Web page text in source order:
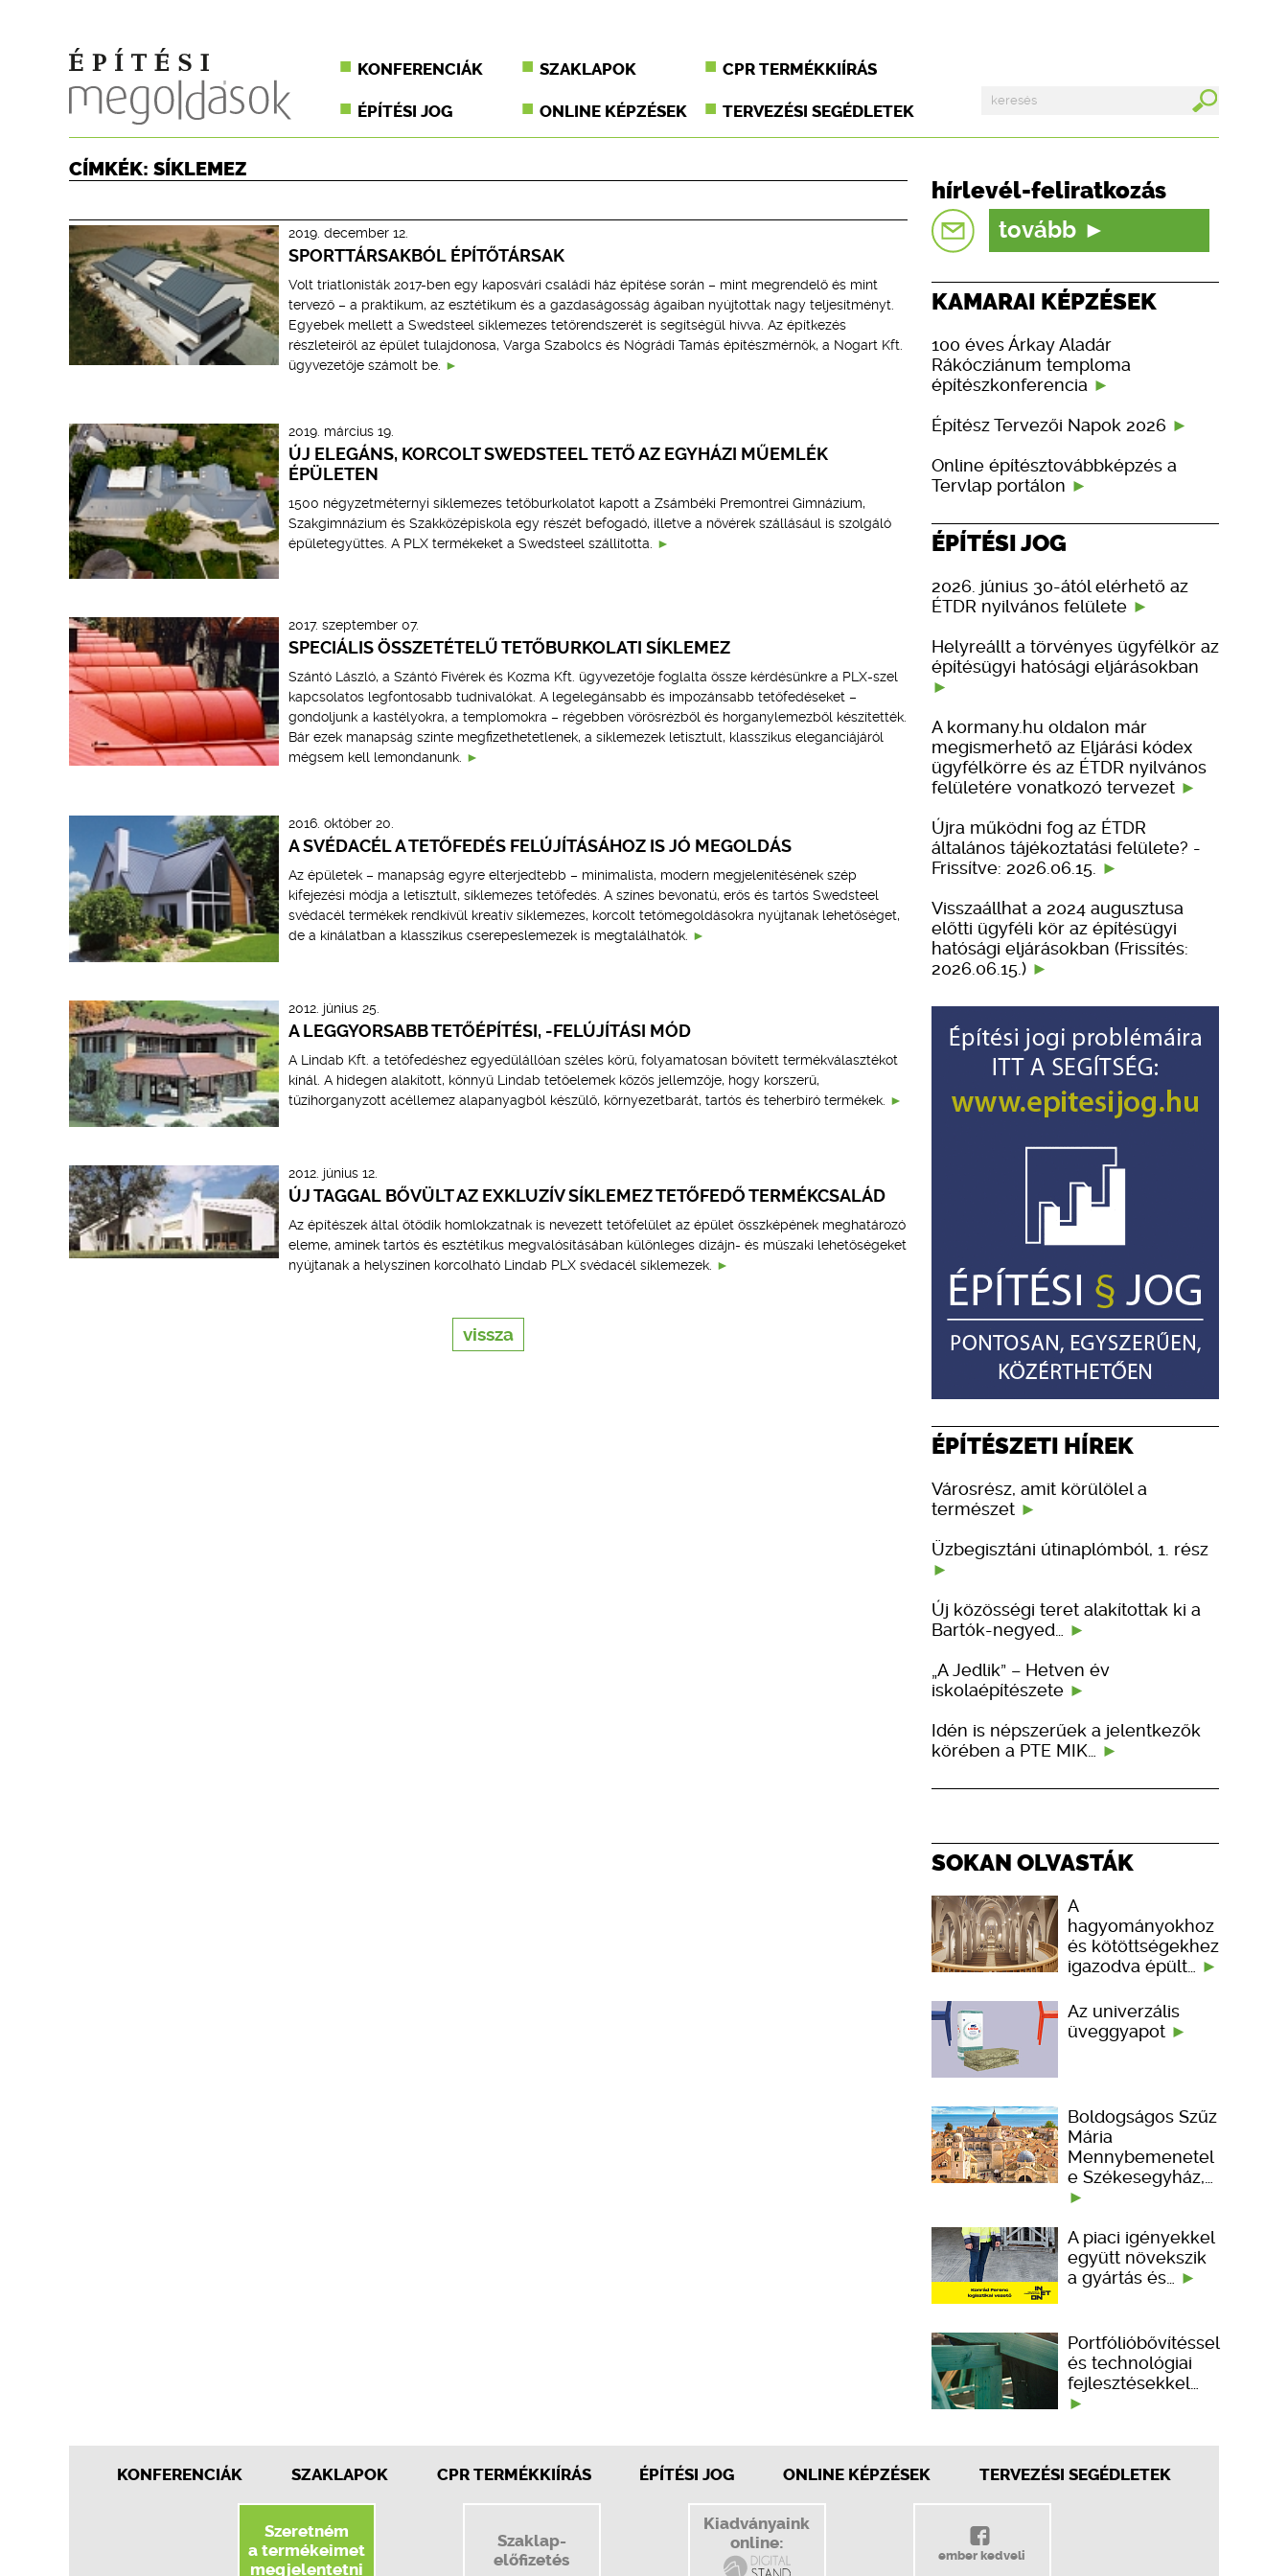
KONFERENCIÁK SZAKLAPOK CPR TERMÉKKIÍRÁS
ÉPÍTÉSI JOG ONLINE KÉPZÉSEK TERVEZÉSI SEGÉDLETEK
CÍMKÉK: SÍKLEMEZ
2019. december 12.
SPORTTÁRSAKBÓL ÉPÍTŐTÁRSAK
Volt triatlonisták 2017-ben egy kaposvári családi ház építése során – mint megrendelő és mint
tervező – a praktikum, az esztétikum és a gazdaságosság ágaiban nyújtottak nagy teljesítményt.
Egyebek mellett a Swedsteel síklemezes tetőrendszerét is segítségül hívva. Az építkezés
részleteiről az épület tulajdonosa, Varga Szabolcs és Nógrádi Tamás építészmérnök, a Nogart Kft.
ügyvezetője számolt be.
2019. március 19.
ÚJ ELEGÁNS, KORCOLT SWEDSTEEL TETŐ AZ EGYHÁZI MŰEMLÉK
ÉPÜLETEN
1500 négyzetméternyi síklemezes tetőburkolatot kapott a Zsámbéki Premontrei Gimnázium,
Szakgimnázium és Szakközépiskola egy részét befogadó, illetve a nővérek szállásául is szolgáló
épületegyüttes. A PLX termékeket a Swedsteel szállította.
2017. szeptember 07.
SPECIÁLIS ÖSSZETÉTELŰ TETŐBURKOLATI SÍKLEMEZ
Szántó László, a Szántó Fivérek és Kozma Kft. ügyvezetője foglalta össze kérdésünkre a PLX-szel
kapcsolatos legfontosabb tudnivalókat. A legelegánsabb és impozánsabb tetőfedéseket –
gondoljunk a kastélyokra, a templomokra – régebben vörösrézből és horganylemezből készítették.
Bár ezek manapság szinte megfizethetetlenek, a síklemezek letisztult, klasszikus eleganciájáról
mégsem kell lemondanunk.
2016. október 20.
A SVÉDACÉL A TETŐFEDÉS FELÚJÍTÁSÁHOZ IS JÓ MEGOLDÁS
Az épületek – manapság egyre elterjedtebb – minimalista, modern megjelenítésének szép
kifejezési módja a letisztult, síklemezes tetőfedés. A színes bevonatú, erős és tartós Swedsteel
svédacél termékek rendkívül kreatív síklemezes, korcolt tetőmegoldásokra nyújtanak lehetőséget,
de a kínálatban a klasszikus cserepeslemezek is megtalálhatók.
2012. június 25.
A LEGGYORSABB TETŐÉPÍTÉSI, -FELÚJÍTÁSI MÓD
A Lindab Kft. a tetőfedéshez egyedülállóan széles körű, folyamatosan bővített termékválasztékot
kínál. A hidegen alakított, könnyű Lindab tetőelemek közös jellemzője, hogy korszerű,
tűzihorganyzott acéllemez alapanyagból készülő, környezetbarát, tartós és teherbíró termékek.
2012. június 12.
ÚJ TAGGAL BŐVÜLT AZ EXKLUZÍV SÍKLEMEZ TETŐFEDŐ TERMÉKCSALÁD
Az építészek által ötödik homlokzatnak is nevezett tetőfelület az épület összképének meghatározó
eleme, aminek tartós és esztétikus megvalósításában különleges dizájn- és műszaki lehetőségeket
nyújtanak a helyszínen korcolható Lindab PLX svédacél síklemezek.
vissza
hírlevél-feliratkozás
tovább
KAMARAI KÉPZÉSEK
100 éves Árkay Aladár
Rákócziánum temploma
építészkonferencia
Építész Tervezői Napok 2026
Online építésztovábbképzés a
Tervlap portálon
ÉPÍTÉSI JOG
2026. június 30-ától elérhető az
ÉTDR nyilvános felülete
Helyreállt a törvényes ügyfélkör az
építésügyi hatósági eljárásokban
A kormany.hu oldalon már
megismerhető az Eljárási kódex
ügyfélkörre és az ÉTDR nyilvános
felületére vonatkozó tervezet
Újra működni fog az ÉTDR
általános tájékoztatási felülete? -
Frissítve: 2026.06.15.
Visszaállhat a 2024 augusztusa
előtti ügyféli kör az építésügyi
hatósági eljárásokban (Frissítés:
2026.06.15.)
ÉPÍTÉSZETI HÍREK
Városrész, amit körülölel a
természet
Üzbegisztáni útinaplómból, 1. rész
Új közösségi teret alakítottak ki a
Bartók-negyed…
„A Jedlik” – Hetven év
iskolaépítészete
Idén is népszerűek a jelentkezők
körében a PTE MIK…
SOKAN OLVASTÁK
A
hagyományokhoz
és kötöttségekhez
igazodva épült…
Az univerzális
üveggyapot
Boldogságos Szűz
Mária
Mennybemenetel
e Székesegyház,…
A piaci igényekkel
együtt növekszik
a gyártás és…
Portfólióbővítéssel
és technológiai
fejlesztésekkel…
KONFERENCIÁK SZAKLAPOK CPR TERMÉKKIÍRÁS ÉPÍTÉSI JOG ONLINE KÉPZÉSEK TERVEZÉSI SEGÉDLETEK
Szeretném
a termékeimet
megjelentetni
Szaklap-
előfizetés
Kiadványaink
online:
ember kedveli